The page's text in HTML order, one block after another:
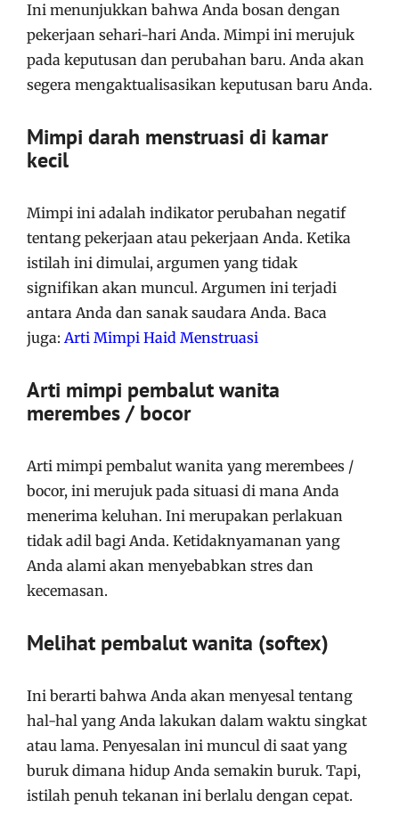
Ini menunjukkan bahwa Anda bosan dengan
pekerjaan sehari-hari Anda. Mimpi ini merujuk
pada keputusan dan perubahan baru. Anda akan
segera mengaktualisasikan keputusan baru Anda.
Mimpi darah menstruasi di kamar
kecil
Mimpi ini adalah indikator perubahan negatif
tentang pekerjaan atau pekerjaan Anda. Ketika
istilah ini dimulai, argumen yang tidak
signifikan akan muncul. Argumen ini terjadi
antara Anda dan sanak saudara Anda. Baca
juga: Arti Mimpi Haid Menstruasi
Arti mimpi pembalut wanita
merembes / bocor
Arti mimpi pembalut wanita yang merembees /
bocor, ini merujuk pada situasi di mana Anda
menerima keluhan. Ini merupakan perlakuan
tidak adil bagi Anda. Ketidaknyamanan yang
Anda alami akan menyebabkan stres dan
kecemasan.
Melihat pembalut wanita (softex)
Ini berarti bahwa Anda akan menyesal tentang
hal-hal yang Anda lakukan dalam waktu singkat
atau lama. Penyesalan ini muncul di saat yang
buruk dimana hidup Anda semakin buruk. Tapi,
istilah penuh tekanan ini berlalu dengan cepat.